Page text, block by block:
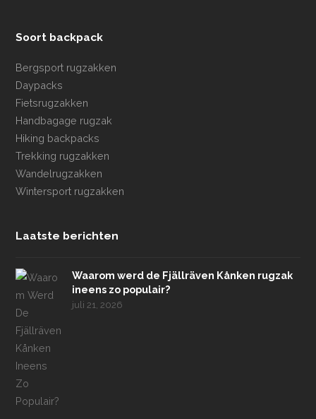
Soort backpack
Bergsport rugzakken
Daypacks
Fietsrugzakken
Handbagage rugzak
Hiking backpacks
Trekking rugzakken
Wandelrugzakken
Wintersport rugzakken
Laatste berichten
Waarom werd de Fjällräven Kånken rugzak
ineens zo populair?
juli 21, 2026